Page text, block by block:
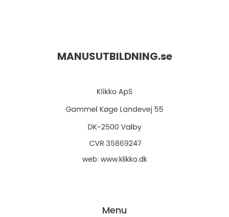
MANUSUTBILDNING.se
web: www.klikko.dk
Menu